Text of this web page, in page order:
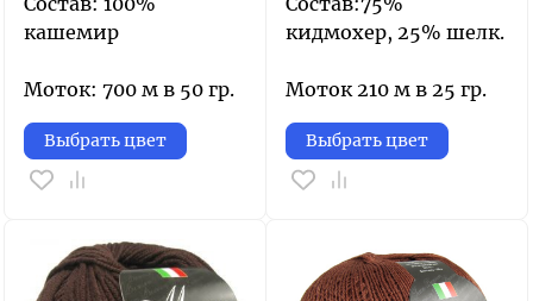
кашемир
Моток: 700 м в 50 гр.
Выбрать цвет
кидмохер, 25% шелк.
Моток 210 м в 25 гр.
Выбрать цвет